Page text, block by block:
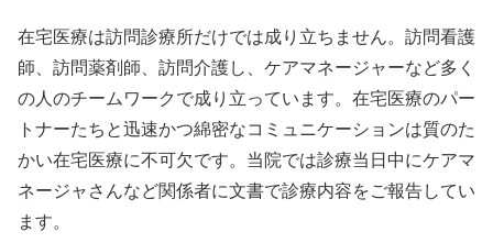
在宅医療は訪問診療所だけでは成り立ちません。訪問看護
師、訪問薬剤師、訪問介護し、ケアマネージャーなど多く
の人のチームワークで成り立っています。在宅医療のパー
トナーたちと迅速かつ綿密なコミュニケーションは質のた
かい在宅医療に不可欠です。当院では診療当日中にケアマ
ネージャさんなど関係者に文書で診療内容をご報告してい
ます。